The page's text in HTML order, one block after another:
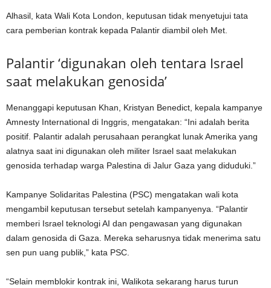
Alhasil, kata Wali Kota London, keputusan tidak menyetujui tata
cara pemberian kontrak kepada Palantir diambil oleh Met.
Palantir ‘digunakan oleh tentara Israel
saat melakukan genosida’
Menanggapi keputusan Khan, Kristyan Benedict, kepala kampanye
Amnesty International di Inggris, mengatakan: “Ini adalah berita
positif. Palantir adalah perusahaan perangkat lunak Amerika yang
alatnya saat ini digunakan oleh militer Israel saat melakukan
genosida terhadap warga Palestina di Jalur Gaza yang diduduki.”
Kampanye Solidaritas Palestina (PSC) mengatakan wali kota
mengambil keputusan tersebut setelah kampanyenya. “Palantir
memberi Israel teknologi AI dan pengawasan yang digunakan
dalam genosida di Gaza. Mereka seharusnya tidak menerima satu
sen pun uang publik,” kata PSC.
“Selain memblokir kontrak ini, Walikota sekarang harus turun